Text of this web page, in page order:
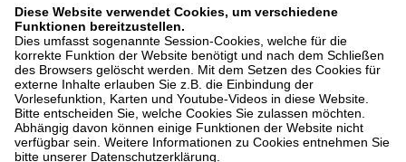
das, was zu Hause los ist - weil es ihnen niemand erklärt.
Nachzuhören:
Auf MDR.dehttps://www.mdr.de/kultur/radio/ipg/sendung-
698622.html
Und in der ARD AUDIOTHEK:
Diese Website verwendet Cookies, um verschiedene
Funktionen bereitzustellen.
Dies umfasst sogenannte Session-Cookies, welche für die
korrekte Funktion der Website benötigt und nach dem Schließen
des Browsers gelöscht werden. Mit dem Setzen des Cookies für
externe Inhalte erlauben Sie z.B. die Einbindung der
Vorlesefunktion, Karten und Youtube-Videos in diese Website.
Bitte entscheiden Sie, welche Cookies Sie zulassen möchten.
Abhängig davon können einige Funktionen der Website nicht
verfügbar sein. Weitere Informationen zu Cookies entnehmen Sie
bitte unserer Datenschutzerklärung.